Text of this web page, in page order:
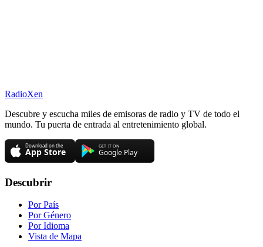
RadioXen
Descubre y escucha miles de emisoras de radio y TV de todo el
mundo. Tu puerta de entrada al entretenimiento global.
Descubrir
Por País
Por Género
Por Idioma
Vista de Mapa